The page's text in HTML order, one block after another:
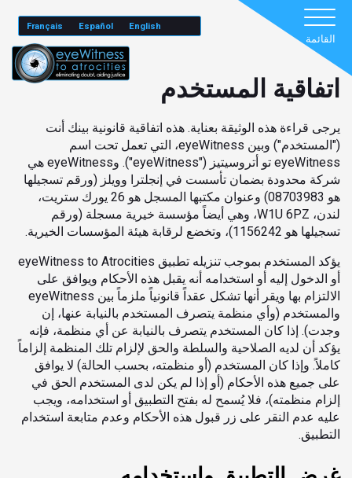
القائمة
English
Español
Français
اتفاقية المستخدم
يرجى قراءة هذه الوثيقة بعناية. هذه اتفاقية قانونية بينك أنت
("المستخدم") وبين eyeWitness، التي تعمل تحت اسم
eyeWitness تو أتروسيتيز ("eyeWitness"). وeyeWitness هي
شركة محدودة بضمان تأسست في إنجلترا وويلز (ورقم تسجيلها
هو 08703983) وعنوان مكتبها المسجل هو 26 يورك ستريت،
لندن، W1U 6PZ، وهي أيضاً مؤسسة خيرية مسجلة (ورقم
تسجيلها هو 1156242)، وتخضع لرقابة هيئة المؤسسات الخيرية.
يؤكد المستخدم بموجب تنزيله تطبيق eyeWitness to Atrocities
أو الدخول إليه أو استخدامه أنه يقبل هذه الأحكام ويوافق على
الالتزام بها ويقر أنها تشكل عقداً قانونياً ملزماً بين eyeWitness
والمستخدم (وأي منظمة يتصرف المستخدم بالنيابة عنها، إن
وجدت). إذا كان المستخدم يتصرف بالنيابة عن أي منظمة، فإنه
يؤكد أن لديه الصلاحية والسلطة والحق لإلزام تلك المنظمة إلزاماً
كاملاً. وإذا كان المستخدم (أو منظمته، بحسب الحالة) لا يوافق
على جميع هذه الأحكام (أو إذا لم يكن لدى المستخدم الحق في
إلزام منظمته)، فلا يُسمح له بفتح التطبيق أو استخدامه، ويجب
عليه عدم النقر على زر قبول هذه الأحكام وعدم متابعة استخدام
التطبيق.